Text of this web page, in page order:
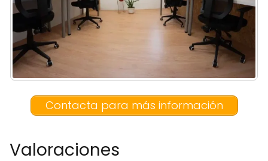
Contacta para más información
Valoraciones